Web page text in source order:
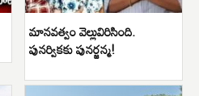
మానవత్వం వెల్లువిరిసింది.
పునర్వికకు పునర్జన్మ!